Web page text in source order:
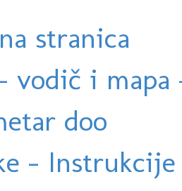
stranica
vodič i
doo
-